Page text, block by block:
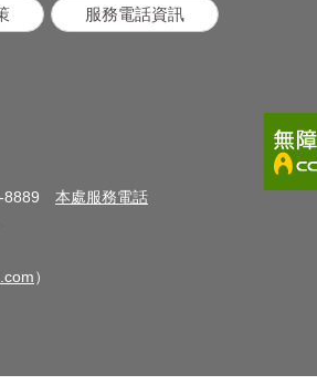
服務電話資訊
8889 本處服務電話
）